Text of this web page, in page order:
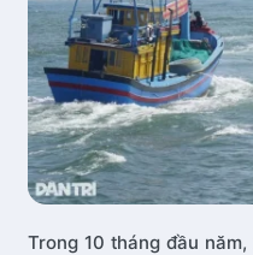
Trong 10 tháng đầu